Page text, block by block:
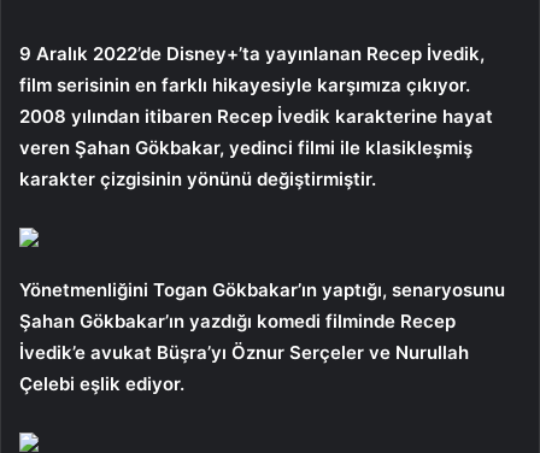
9 Aralık 2022’de Disney+’ta yayınlanan Recep İvedik,
film serisinin en farklı hikayesiyle karşımıza çıkıyor.
2008 yılından itibaren Recep İvedik karakterine hayat
veren Şahan Gökbakar, yedinci filmi ile klasikleşmiş
karakter çizgisinin yönünü değiştirmiştir.
Yönetmenliğini Togan Gökbakar’ın yaptığı, senaryosunu
Şahan Gökbakar’ın yazdığı komedi filminde Recep
İvedik’e avukat Büşra’yı Öznur Serçeler ve Nurullah
Çelebi eşlik ediyor.